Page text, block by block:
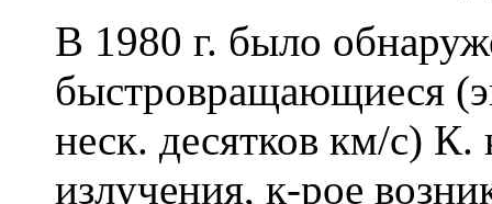
В 1980 г. было
быстровращающиеся
неск. десятков км/с) К.
излучения, к-рое